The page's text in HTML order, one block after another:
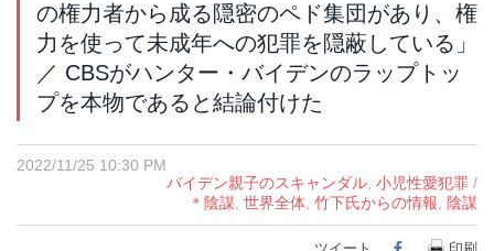
の権力者から成る隠密のペド集団があり、権
力を使って未成年への犯罪を隠蔽している」
／ CBSがハンター・バイデンのラップトッ
プを本物であると結論付けた
2022/11/25 10:30 PM
バイデン親子のスキャンダル, 小児性愛犯罪 /
＊陰謀, 世界全体, 竹下氏からの情報, 陰謀
Facebook